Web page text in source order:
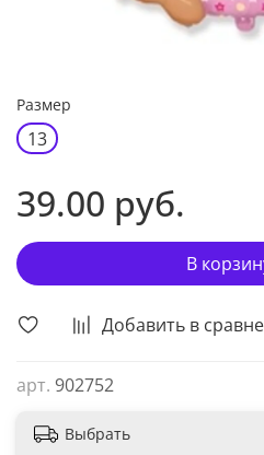
Добавить в
арт. 902752
Размер
13
39.00 руб.
В
Выбрать